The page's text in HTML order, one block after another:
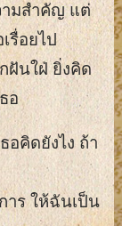
ามสำคัญ แต่
รื่อยไป
ฝันใฝ่ ยิ่งคิด
อ
อคิดยังไง ถ้า
าร ให้ฉันเป็น